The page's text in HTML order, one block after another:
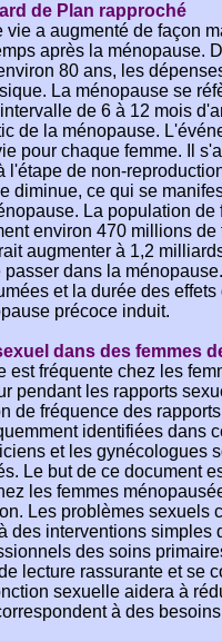
de Plan rapproché
a augmenté de façon
après la ménopause.
80 ans, les
La ménopause se
de 6 à 12 mois
de la ménopause.
pour chaque femme. Il
l'étape de non-
diminue, ce qui se
La population
environ 470 millions
augmenter à 1,2
dans la
et la durée des
précoce induit.
dans des femmes
est fréquente chez les
pendant les rapports
de fréquence des
identifiées dans
et les gynécologues
Le but de ce document
les femmes
Les problèmes sexuels
des interventions simples
des soins
lecture rassurante et se
sexuelle aidera à
à des